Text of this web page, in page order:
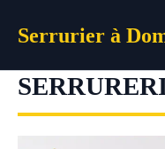
Serrurier à